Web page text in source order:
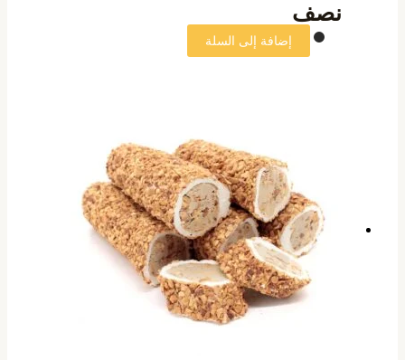
نصف
إضافة إلى السلة